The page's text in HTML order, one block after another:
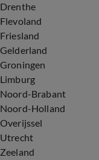
Drenthe
Flevoland
Friesland
Gelderland
Groningen
Limburg
Noord-Brabant
Noord-Holland
Overijssel
Utrecht
Zeeland